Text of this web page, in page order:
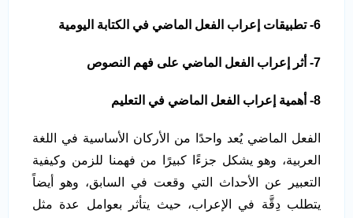
6- تطبيقات إعراب الفعل الماضي في الكتابة اليومية
7- أثر إعراب الفعل الماضي على فهم النصوص
8- أهمية إعراب الفعل الماضي في التعليم
الفعل الماضي يُعد واحدًا من الأركان الأساسية في اللغة
العربية، وهو يشكل جزءًا كبيرًا من فهمنا للزمن وكيفية
التعبير عن الأحداث التي وقعت في السابق، وهو أيضاً
يتطلب دِقَّة في الإعراب، حيث يتأثر بعوامل عدة مثل